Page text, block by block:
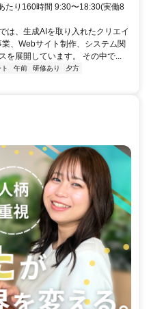
たり160時間 9:30〜18:30(実働8
は、生成AIを取り入れたクリエイ
、Webサイト制作、システム関
展開しています。 その中で...
午前 研修あり
夕方